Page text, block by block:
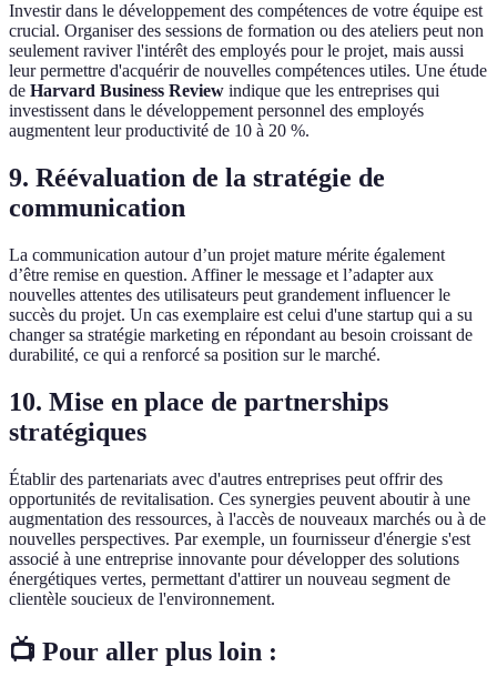
Investir dans le développement des compétences de votre équipe est
crucial. Organiser des sessions de formation ou des ateliers peut non
seulement raviver l'intérêt des employés pour le projet, mais aussi
leur permettre d'acquérir de nouvelles compétences utiles. Une étude
de Harvard Business Review indique que les entreprises qui
investissent dans le développement personnel des employés
augmentent leur productivité de 10 à 20 %.
9. Réévaluation de la stratégie de
communication
La communication autour d’un projet mature mérite également
d’être remise en question. Affiner le message et l’adapter aux
nouvelles attentes des utilisateurs peut grandement influencer le
succès du projet. Un cas exemplaire est celui d'une startup qui a su
changer sa stratégie marketing en répondant au besoin croissant de
durabilité, ce qui a renforcé sa position sur le marché.
10. Mise en place de partnerships
stratégiques
Établir des partenariats avec d'autres entreprises peut offrir des
opportunités de revitalisation. Ces synergies peuvent aboutir à une
augmentation des ressources, à l'accès de nouveaux marchés ou à de
nouvelles perspectives. Par exemple, un fournisseur d'énergie s'est
associé à une entreprise innovante pour développer des solutions
énergétiques vertes, permettant d'attirer un nouveau segment de
clientèle soucieux de l'environnement.
📺 Pour aller plus loin :